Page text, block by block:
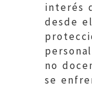
interés
desde
no
se